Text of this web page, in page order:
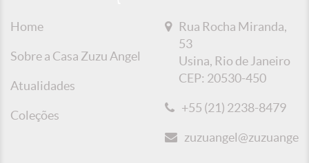
Home
Sobre a Casa Zuzu Angel
Atualidades
Coleções
Rua Rocha Miranda,
53
Usina, Rio de Janeiro
CEP: 20530-450
+55 (21) 2238-8479